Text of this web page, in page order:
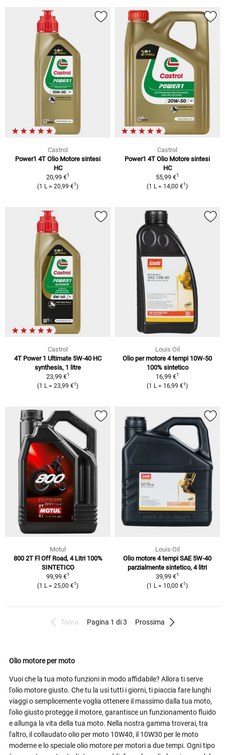
Castrol
Power1 4T Olio Motore sintesi
HC
20,99 €1
(1 L = 20,99 €1 )
Castrol
Power1 4T Olio Motore sintesi
HC
55,99 €1
(1 L = 14,00 €1 )
Castrol
4T Power 1 Ultimate 5W-40 HC
synthesis, 1 litre
23,99 €1
(1 L = 23,99 €1 )
Louis Oil
Olio per motore 4 tempi 10W-50
100% sintetico
16,99 €1
(1 L = 16,99 €1 )
Motul
800 2T Fl Off Road, 4 Litri 100%
SINTETICO
99,99 €1
(1 L = 25,00 €1 )
Louis Oil
Olio motore 4 tempi SAE 5W-40
parzialmente sintetico, 4 litri
39,99 €1
(1 L = 10,00 €1 )
Torna Pagina 1 di 3 Prossima
Olio motore per moto
Vuoi che la tua moto funzioni in modo affidabile? Allora ti serve
l'olio motore giusto. Che tu la usi tutti i giorni, ti piaccia fare lunghi
viaggi o semplicemente voglia ottenere il massimo dalla tua moto,
l'olio giusto protegge il motore, garantisce un funzionamento fluido
e allunga la vita della tua moto. Nella nostra gamma troverai, tra
l'altro, il collaudato olio per moto 10W40, il 10W30 per le moto
moderne e lo speciale olio motore per motori a due tempi. Ogni tipo